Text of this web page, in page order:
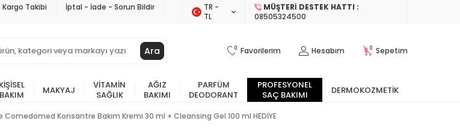
Kargo Takibi İptal - İade - Sorun Bildir
TR −
TL
MÜŞTERI DESTEK HATTI :
08505324500
Ara 0 Favorilerim Hesabım 0 Sepetim
KIŞISEL
BAKIM
MAKYAJ
VITAMIN
SAĞLIK
AĞIZ
BAKIMI
PARFÜM
DEODORANT
PROFESYONEL
SAÇ BAKIMI
DERMOKOZMETIK
Konsantre Bakım Kremi 30 ml + Cleansing Gel 100 ml HEDİYE